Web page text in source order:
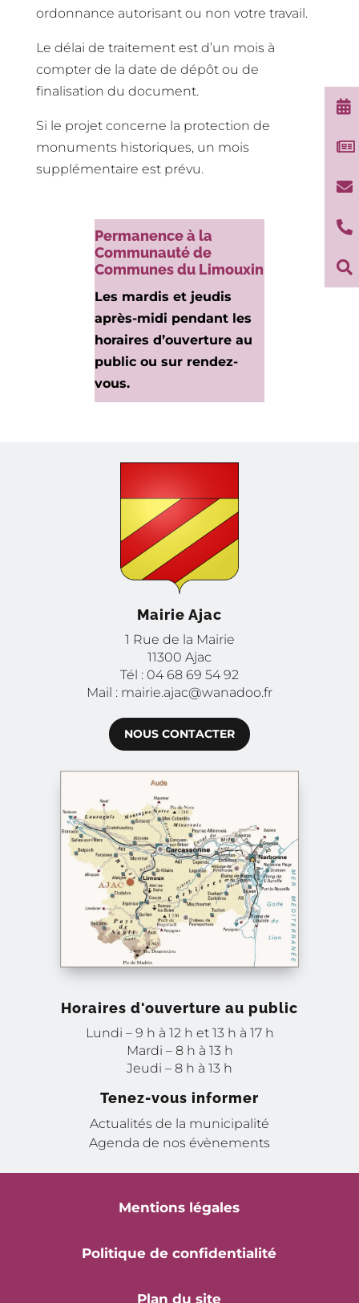





ordonnance autorisant ou non votre travail.
Le délai de traitement est d’un mois à
compter de la date de dépôt ou de
finalisation du document.
Si le projet concerne la protection de
monuments historiques, un mois
supplémentaire est prévu.
Permanence à la
Communauté de
Communes du Limouxin
Les mardis et jeudis
après-midi pendant les
horaires d’ouverture au
public ou sur rendez-
vous.
Mairie Ajac
1 Rue de la Mairie
11300 Ajac
Tél : 04 68 69 54 92
Mail : mairie.ajac@wanadoo.fr
NOUS CONTACTER
Horaires d'ouverture au public
Lundi – 9 h à 12 h et 13 h à 17 h
Mardi – 8 h à 13 h
Jeudi – 8 h à 13 h
Tenez-vous informer
Actualités de la municipalité
Agenda de nos évènements
Mentions légales
Politique de confidentialité
Plan du site